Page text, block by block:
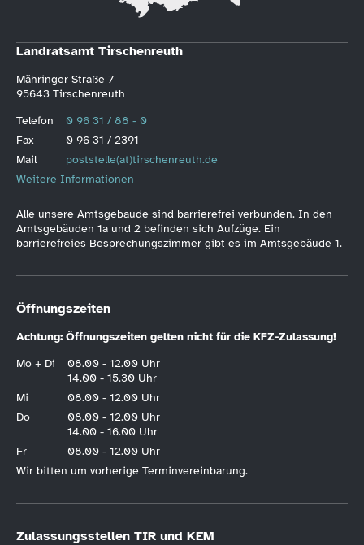
Landratsamt Tirschenreuth
Mähringer Straße 7
95643 Tirschenreuth
Telefon
0 96 31 / 88 - 0
Fax
0 96 31 / 2391
Mail
poststelle(at)tirschenreuth.de
Weitere Informationen
Alle unsere Amtsgebäude sind barrierefrei verbunden. In den
Amtsgebäuden 1a und 2 befinden sich Aufzüge. Ein
barrierefreies Besprechungszimmer gibt es im Amtsgebäude 1.
Öffnungszeiten
Achtung: Öffnungszeiten gelten nicht für die KFZ-Zulassung!
Mo + Di
08.00 - 12.00 Uhr
14.00 - 15.30 Uhr
Mi
08.00 - 12.00 Uhr
Do
08.00 - 12.00 Uhr
14.00 - 16.00 Uhr
Fr
08.00 - 12.00 Uhr
Wir bitten um vorherige Terminvereinbarung.
Zulassungsstellen TIR und KEM